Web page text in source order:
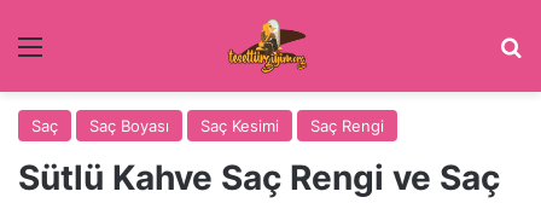
Menü
Saç Saç Boyası Saç Kesimi Saç Rengi
Sütlü Kahve Saç Rengi ve Saç